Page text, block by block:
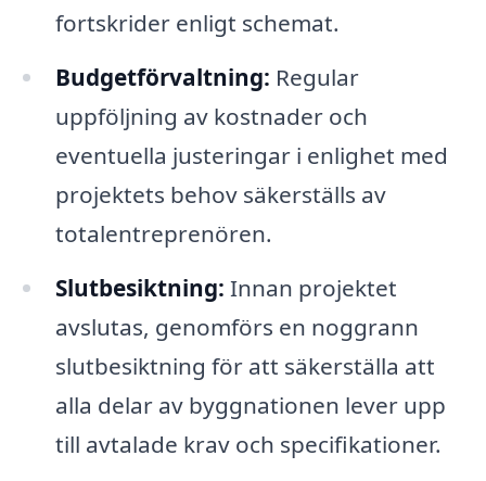
fortskrider enligt schemat.
Budgetförvaltning: Regular
uppföljning av kostnader och
eventuella justeringar i enlighet med
projektets behov säkerställs av
totalentreprenören.
Slutbesiktning: Innan projektet
avslutas, genomförs en noggrann
slutbesiktning för att säkerställa att
alla delar av byggnationen lever upp
till avtalade krav och specifikationer.